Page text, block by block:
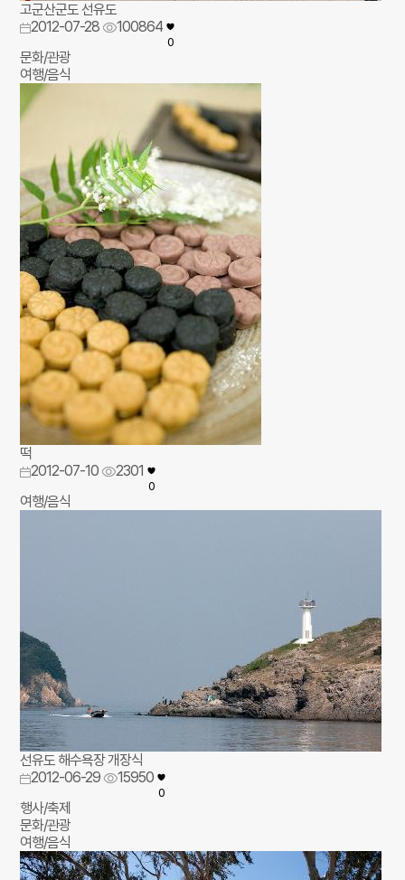
고군산군도 선유도
2012-07-28
100864
0
문화/관광
여행/음식
떡
2012-07-10
2301
0
여행/음식
선유도 해수욕장 개장식
2012-06-29
15950
0
행사/축제
문화/관광
여행/음식